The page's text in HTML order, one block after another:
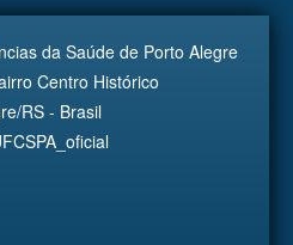
da Saúde de Porto Alegre
Centro Histórico
RS - Brasil